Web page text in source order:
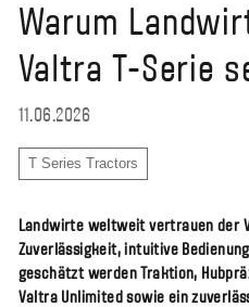
Warum
Valtra T-Serie
11.06.2026
T Series Tractors
Landwirte weltweit vertrauen der
Zuverlässigkeit, intuitive
geschätzt werden Traktion,
Valtra Unlimited sowie ein